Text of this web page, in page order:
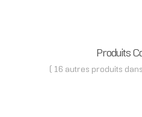
Produits
( 16 autres produits